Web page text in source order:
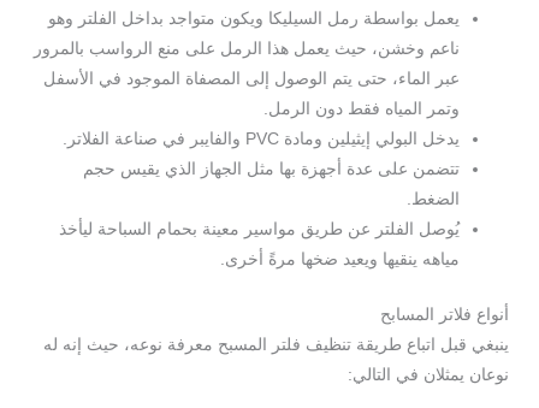
يعمل بواسطة رمل السيليكا ويكون متواجد بداخل الفلتر وهو
ناعم وخشن، حيث يعمل هذا الرمل على منع الرواسب بالمرور
عبر الماء، حتى يتم الوصول إلى المصفاة الموجود في الأسفل
وتمر المياه فقط دون الرمل.
يدخل البولي إيثيلين ومادة PVC والفايبر في صناعة الفلاتر.
تتضمن على عدة أجهزة بها مثل الجهاز الذي يقيس حجم
الضغط.
يُوصل الفلتر عن طريق مواسير معينة بحمام السباحة ليأخذ
مياهه ينقيها ويعيد ضخها مرةً أخرى.
أنواع فلاتر المسابح
ينبغي قبل اتباع طريقة تنظيف فلتر المسبح معرفة نوعه، حيث إنه له
نوعان يمثلان في التالي: